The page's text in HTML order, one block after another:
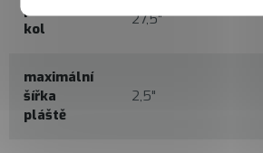
průměr
kol
27,5"
maximální
šířka
pláště
2,5"